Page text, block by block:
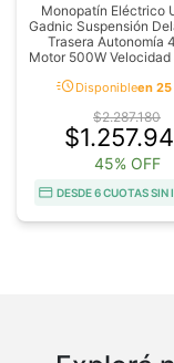
Monopatín Eléctrico
Gadnic Suspensión
Trasera Autonomía
Motor 500W
acuteDisponibleen 25
$2.287.180
45% OFF
DESDE 6 CUOTAS SIN